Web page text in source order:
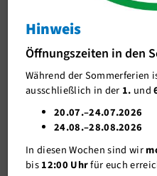
Dein Sommer-
Workshops & mehr
Dein Sommer-Special:
mehr
J-Team
Stellenangebote
Förderverein me-sport e.V.
Mitgliederservice
Verantwortung
Hinweis
Öffnungszeiten in den
Während der Sommerferien
ausschließlich in der 1. und
20.07.–24.07.2026
24.08.–28.08.2026
In diesen Wochen sind wir
bis12:00 Uhrfür euch